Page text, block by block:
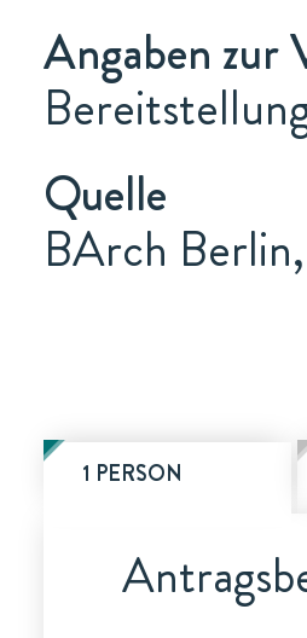
Angaben zur
Quelle
BArch
1 PERSON